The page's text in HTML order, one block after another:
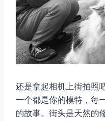
还是拿起相机上街拍照
一个都是你的模特，每
的故事。街头是天然的